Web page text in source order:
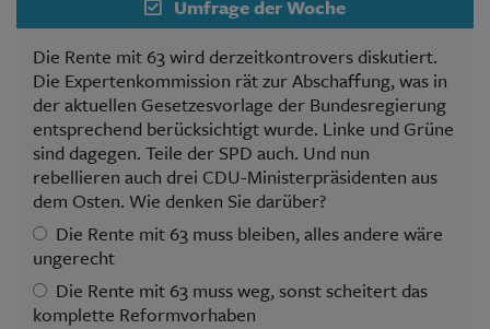
Umfrage der Woche
Die Rente mit 63 wird derzeitkontrovers diskutiert.
Die Expertenkommission rät zur Abschaffung, was in
der aktuellen Gesetzesvorlage der Bundesregierung
entsprechend berücksichtigt wurde. Linke und Grüne
sind dagegen. Teile der SPD auch. Und nun
rebellieren auch drei CDU-Ministerpräsidenten aus
dem Osten. Wie denken Sie darüber?
Die Rente mit 63 muss bleiben, alles andere wäre
ungerecht
Die Rente mit 63 muss weg, sonst scheitert das
komplette Reformvorhaben